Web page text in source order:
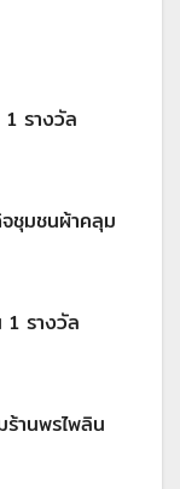
รางวัล
ชุมชนผ้าคลุม
รางวัล
านพรไพลิน